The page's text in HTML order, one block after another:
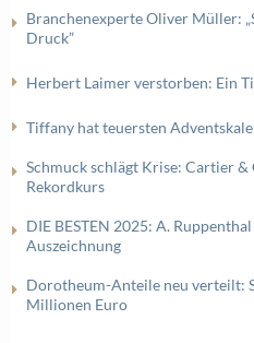
Branchenexperte Oliver Müller:
Druck”
Herbert Laimer verstorben: Ein
Tiffany hat teuersten
Schmuck schlägt Krise: Cartier
Rekordkurs
DIE BESTEN 2025: A.
Auszeichnung
Dorotheum-Anteile neu verteilt:
Millionen Euro